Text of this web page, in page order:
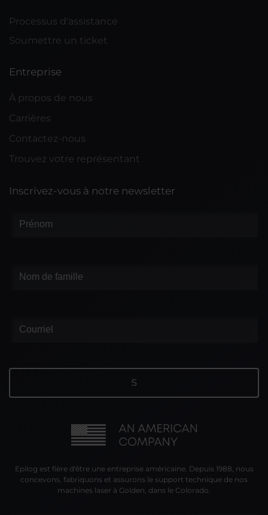
Processus d'assistance
Soumettre un ticket
Entreprise
À propos de nous
Carrières
Contactez-nous
Trouvez votre représentant
Inscrivez-vous à notre newsletter
Epilog est fière d'être une entreprise américaine. Depuis 1988, nous
concevons, fabriquons et assurons le support technique de nos
machines laser à Golden, dans le Colorado.